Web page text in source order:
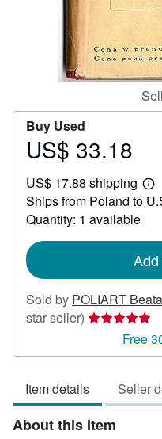
Buy Used
Price
33.18
US$ 33.18
US$ 17.88 shipping
Ships from Poland to
Quantity: 1 available
Sold by POLIART
star seller) Seller
5
of
5
stars
Free
Item details Seller
About this Item